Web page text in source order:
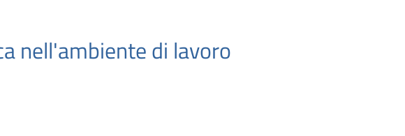
nell'ambiente di lavoro